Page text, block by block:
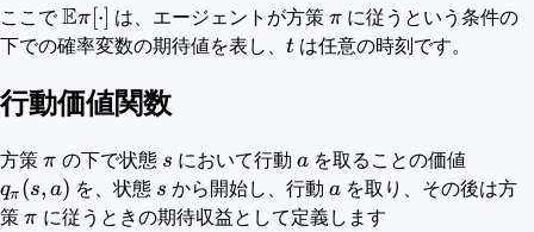
ここで\mathbb{E}\pi[\cdot]
Eπ [⋅] は、エージェントが方策 \pi
π に従うという条件の
下での確率変数の期待値を表し、 t
t は任意の時刻です。
行動価値関数
方策 \pi
π の下で状態 s
s において行動 a
aを取ることの価値
qπ (s, a) を、状態 s
s から開始し、行動 a
aを取り、その後は方
策 \pi
π に従うときの期待収益として定義します